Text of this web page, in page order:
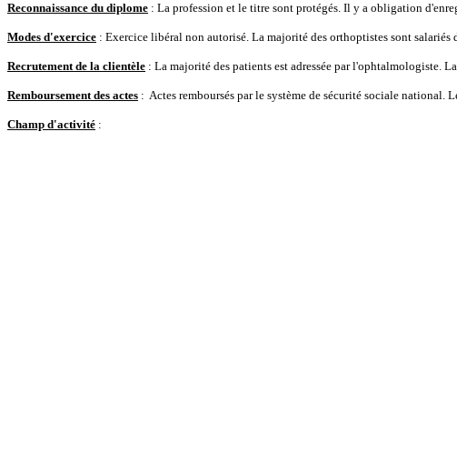
Reconnaissance du diplome : La profession et le titre sont protégés. Il y a obligation
Modes d'exercice : Exercice libéral non autorisé. La majorité des orthoptistes sont salariés
Recrutement de la clientèle : La majorité des patients est adressée par l'ophtalmologiste.
Remboursement des actes : Actes remboursés par le système de sécurité sociale
Champ d'activité :